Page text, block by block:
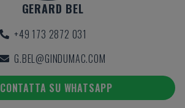
GERARD BEL
+49 173 2872 031
G.BEL@GINDUMAC.COM
CONTATTA SU WHATSAPP